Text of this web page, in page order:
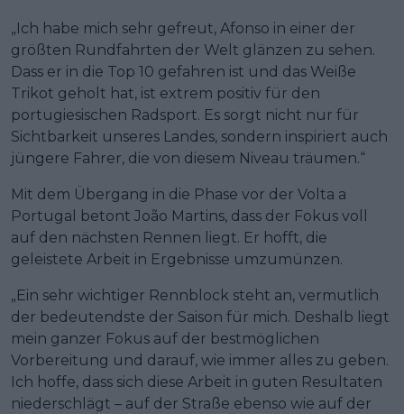
„Ich habe mich sehr gefreut, Afonso in einer der
größten Rundfahrten der Welt glänzen zu sehen.
Dass er in die Top 10 gefahren ist und das Weiße
Trikot geholt hat, ist extrem positiv für den
portugiesischen Radsport. Es sorgt nicht nur für
Sichtbarkeit unseres Landes, sondern inspiriert auch
jüngere Fahrer, die von diesem Niveau träumen.“
Mit dem Übergang in die Phase vor der Volta a
Portugal betont João Martins, dass der Fokus voll
auf den nächsten Rennen liegt. Er hofft, die
geleistete Arbeit in Ergebnisse umzumünzen.
„Ein sehr wichtiger Rennblock steht an, vermutlich
der bedeutendste der Saison für mich. Deshalb liegt
mein ganzer Fokus auf der bestmöglichen
Vorbereitung und darauf, wie immer alles zu geben.
Ich hoffe, dass sich diese Arbeit in guten Resultaten
niederschlägt – auf der Straße ebenso wie auf der